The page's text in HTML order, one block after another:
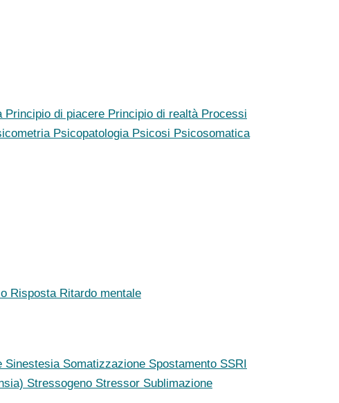
Principio di piacere Principio di realtà Processi
Psicopatologia Psicosi Psicosomatica
Risposta Ritardo mentale
Sinestesia Somatizzazione Spostamento SSRI
Stressogeno Stressor Sublimazione